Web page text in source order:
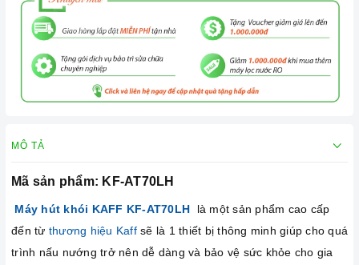
MÔ TẢ
Mã sản phẩm: KF-AT70LH
Máy hút khói KAFF KF-AT70LH
là một sản phẩm cao cấp
đến từ thương hiệu Kaffsẽ là 1 thiết bị thông minh giúp cho quá
trình nấu nướng trở nên dễ dàng và bảo vệ sức khỏe cho gia